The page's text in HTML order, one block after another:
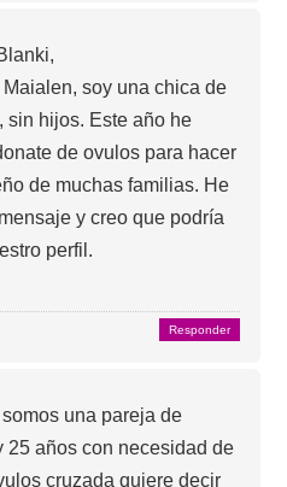
Maialen, soy una chica de
sin hijos. Este año he
de ovulos para hacer
de muchas familias. He
y creo que podría
perfil.
Responder
una pareja de
25 años con necesidad de
cruzada quiere decir